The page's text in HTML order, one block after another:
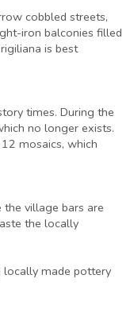
cobbled streets,
iron balconies filled
is best
times. During the
no longer exists.
mosaics, which
village bars are
the locally
locally made pottery